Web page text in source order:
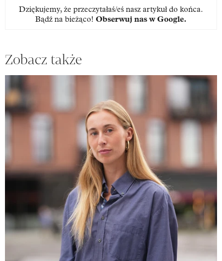
Dziękujemy, że przeczytałaś/eś nasz artykuł do końca.
Bądź na bieżąco! Obserwuj nas w Google.
Zobacz także